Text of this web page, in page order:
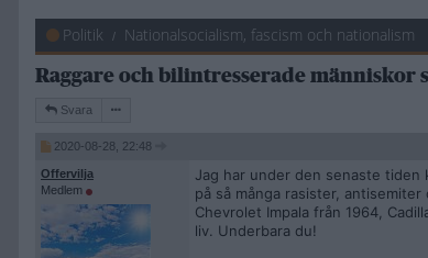
Politik Nationalsocialism, fascism och nationalism
Raggare och bilintresserade människor
Svara
2020-08-28, 22:48
Offervilja
Medlem
Jag har under den senaste tiden
på så många rasister,
Chevrolet Impala från 1964,
liv. Underbara du!